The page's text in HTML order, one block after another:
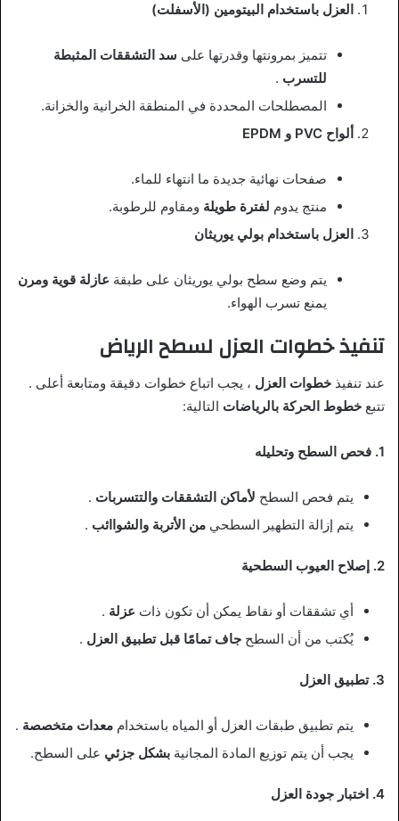
العزل باستخدام البيتومين (الأسفلت)
تتميز بمرونتها وقدرتها على سد التشققات المثبطة
للتسرب .
المصطلحات المحددة في المنطقة الخرانية والخزانة.
ألواح PVC و EPDM
صفحات نهائية جديدة ما انتهاء للماء.
منتج يدوم لفترة طويلة ومقاوم للرطوبة.
العزل باستخدام بولي يوريثان
يتم وضع سطح بولي يوريثان على طبقة عازلة قوية ومرن
يمنع تسرب الهواء.
تنفيذ خطوات العزل لسطح الرياض
عند تنفيذ خطوات العزل ، يجب اتباع خطوات دقيقة ومتابعة أعلى .
تتبع خطوط الحركة بالرياضات التالية:
1. فحص السطح وتحليله
يتم فحص السطح لأماكن التشققات والتتسربات .
يتم إزالة التطهير السطحي من الأتربة والشواائب .
2. إصلاح العيوب السطحية
أي تشققات أو نقاط يمكن أن تكون ذات عزلة .
يُكتب من أن السطح جاف تمامًا قبل تطبيق العزل .
3. تطبيق العزل
يتم تطبيق طبقات العزل أو المياه باستخدام معدات متخصصة .
يجب أن يتم توزيع المادة المجانية بشكل جزئي على السطح.
4. اختبار جودة العزل